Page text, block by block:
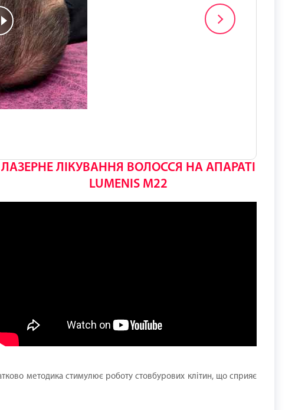
ЛАЗЕРНЕ ЛІКУВАННЯ ВОЛОССЯ НА АПАРАТІ
LUMENIS M22
методика стимулює роботу стовбурових клітин, що сприяє